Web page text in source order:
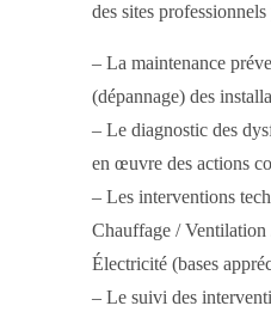
des sites
– La maintenance
(dépannage) des
– Le diagnostic des
en œuvre des actions
– Les interventions
Chauffage /
Électricité (bases
– Le suivi des